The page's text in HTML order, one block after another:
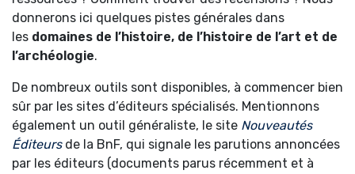
donnerons ici quelques pistes générales dans
les domaines de l’histoire, de l’histoire de l’art et de
l’archéologie.
De nombreux outils sont disponibles, à commencer bien
sûr par les sites d’éditeurs spécialisés. Mentionnons
également un outil généraliste, le site Nouveautés
Éditeursde la BnF, qui signale les parutions annoncées
par les éditeurs (documents parus récemment et à